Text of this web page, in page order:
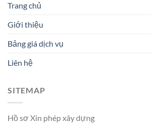
Trang chủ
Giới thiệu
Bảng giá dịch vụ
Liên hệ
SITEMAP
Hồ sơ Xin phép xây dựng